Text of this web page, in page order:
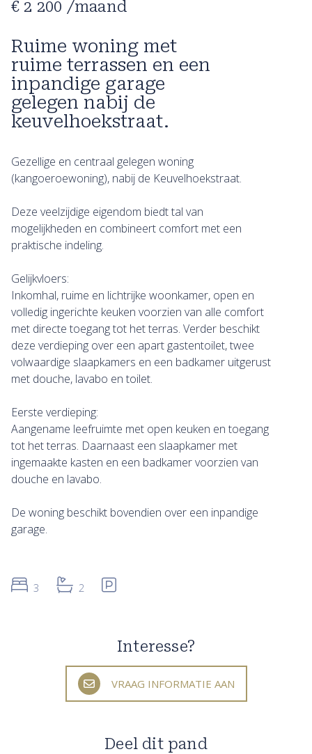
Ruime woning met
ruime terrassen en een
inpandige garage
gelegen nabij de
keuvelhoekstraat.
€ 2 200 /maand
Gezellige en centraal gelegen woning
(kangoeroewoning), nabij de Keuvelhoekstraat.
Deze veelzijdige eigendom biedt tal van
mogelijkheden en combineert comfort met een
praktische indeling.
Gelijkvloers:
Inkomhal, ruime en lichtrijke woonkamer, open en
volledig ingerichte keuken voorzien van alle comfort
met directe toegang tot het terras. Verder beschikt
deze verdieping over een apart gastentoilet, twee
volwaardige slaapkamers en een badkamer uitgerust
met douche, lavabo en toilet.
Eerste verdieping:
Aangename leefruimte met open keuken en toegang
tot het terras. Daarnaast een slaapkamer met
ingemaakte kasten en een badkamer voorzien van
douche en lavabo.
De woning beschikt bovendien over een inpandige
garage.
3 2
Interesse?
VRAAG INFORMATIE AAN
Deel dit pand